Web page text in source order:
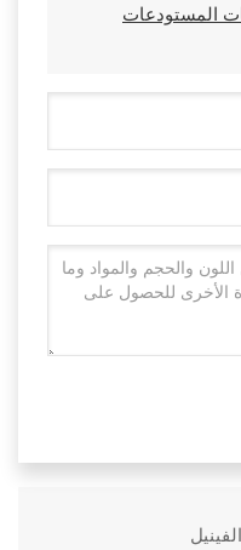
المستودعات